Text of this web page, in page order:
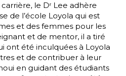
le Dʳ Lee adhère
de l’école Loyola qui est
et des femmes pour les
et de mentor, il a tiré
ont été inculquées à Loyola
et de contribuer à leur
en guidant des étudiants